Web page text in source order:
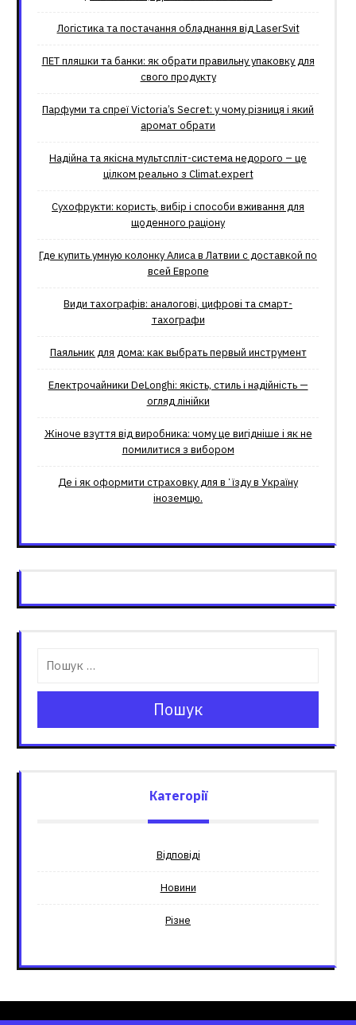
Логістика та постачання обладнання від LaserSvit
ПЕТ пляшки та банки: як обрати правильну упаковку для
свого продукту
Парфуми та спреї Victoria’s Secret: у чому різниця і який
аромат обрати
Надійна та якісна мультспліт-система недорого – це
цілком реально з Climat.еxpert
Сухофрукти: користь, вибір і способи вживання для
щоденного раціону
Где купить умную колонку Алиса в Латвии с доставкой по
всей Европе
Види тахографів: аналогові, цифрові та смарт-
тахографи
Паяльник для дома: как выбрать первый инструмент
Електрочайники DeLonghi: якість, стиль і надійність —
огляд лінійки
Жіноче взуття від виробника: чому це вигідніше і як не
помилитися з вибором
Де і як оформити страховку для вʼїзду в Україну
іноземцю.
Пошук
Категорії
Відповіді
Новини
Різне